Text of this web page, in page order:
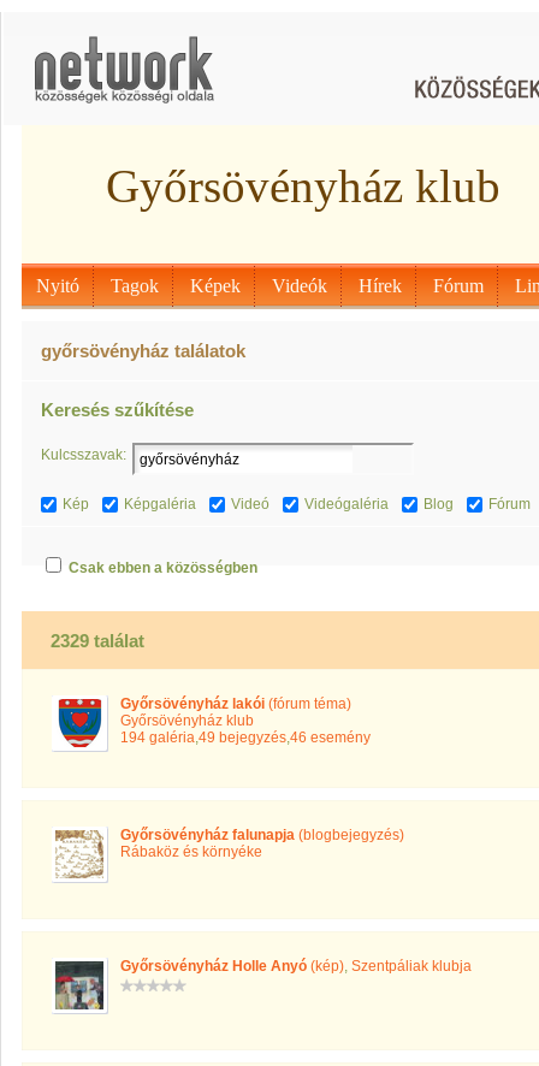
Győrsövényház klub
Nyitó Tagok Képek Videók Hírek Fórum
győrsövényház találatok
Keresés szűkítése
Kulcsszavak:
Kép Képgaléria Videó Videógaléria Blog Fórum
Csak ebben a közösségben
2329 találat
Győrsövényház lakói (fórum téma)
Győrsövényház klub
194 galéria,49 bejegyzés,46 esemény
Győrsövényház falunapja (blogbejegyzés)
Rábaköz és környéke
Győrsövényház Holle Anyó (kép), Szentpáliak klubja